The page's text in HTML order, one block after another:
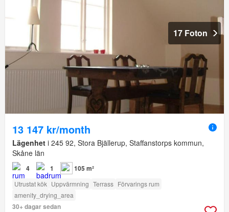
17 Foton
13 147 kr/month
Lägenhet i 245 92, Stora Bjällerup, Staffanstorps kommun,
Skåne län
4 1 105 m²
Utrustat kök Uppvärmning Terrass Förvarings rum
amenity_drying_area
30+ dagar sedan